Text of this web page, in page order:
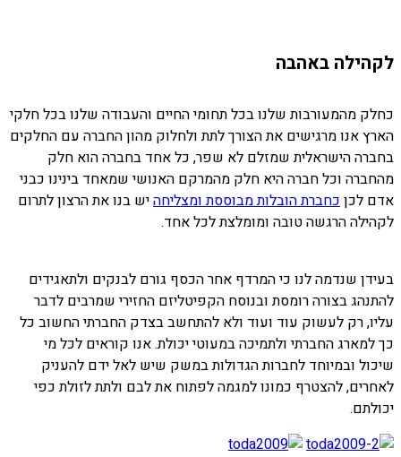
לקהילה באהבה
כחלק מהמעורבות שלנו בכל תחומי החיים והעבודה שלנו בכל חלקי
הארץ אנו מרגישים את הצורך לתת ולחלוק מהון החברה עם החלקים
בחברה הישראלית שמזלם לא שפר, כל אחד בחברה הוא חלק
מהחברה וכל חברה היא חלק מהמרקם האנושי שמאחד בינינו כבני
אדם לכןכחברת הובלות מבוססת ומצליחהיש בנו את הרצון לתרום
לקהילה הרגשה טובה ומומלצת לכל אחד.
בעידן שנדמה לנו כי המרדף אחר הכסף גורם לבנקים ולתאגידים
להתנהג בצורה רומסת ובנוסח הקפיטליזם החזירי שמרבים לדבר
עליו, רק לעשוק עוד ועוד ולא להתחשב בצדק החברתי החשוב כל
כך למארג החברתי ולתמיכה במעוטי יכולת. אנו קוראים לכל מי
שיכול ובמיוחד לחברות הגדולות במשק שיש לאל ידם להעניק
לאחרים, להצטרף כמונו למגמה לפתוח את לבם ולתת לזולת כפי
יכולתם.